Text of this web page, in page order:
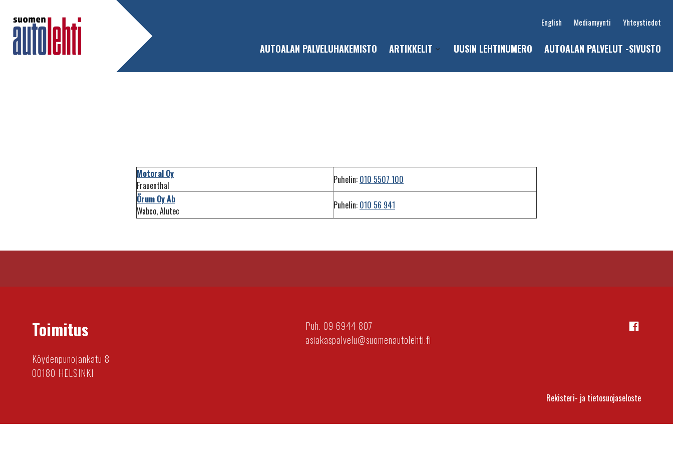
English Mediamyynti Yhteystiedot
AUTOALAN PALVELUHAKEMISTO ARTIKKELIT
sub-
UUSIN LEHTINUMERO AUTOALAN PALVELUT -SIVUSTO
Motoral Oy
Frauenthal
Puhelin: 010 5507 100
Örum Oy Ab
Wabco, Alutec
Puhelin: 010 56 941
Toimitus
Köydenpunojankatu 8
00180 HELSINKI
Puh. 09 6944 807
asiakaspalvelu@suomenautolehti.fi
Rekisteri- ja tietosuojaseloste